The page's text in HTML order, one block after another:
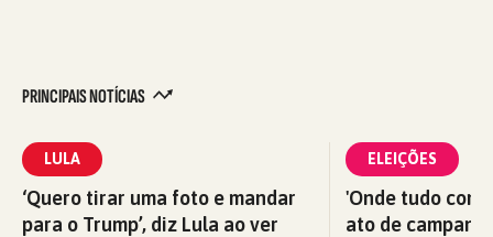
PRINCIPAIS NOTÍCIAS
LULA
‘Quero tirar uma foto e mandar
para o Trump’, diz Lula ao ver
ELEIÇÕES
'Onde tudo
ato de